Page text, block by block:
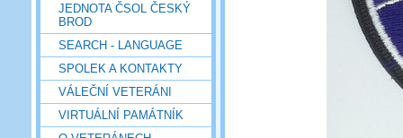
JEDNOTA ČSOL ČESKÝ
BROD
SEARCH - LANGUAGE
SPOLEK A KONTAKTY
VÁLEČNÍ VETERÁNI
VIRTUÁLNÍ PAMÁTNÍK